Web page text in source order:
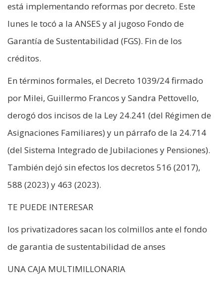
está implementando reformas por decreto. Este
lunes le tocó a la ANSES y al jugoso Fondo de
Garantía de Sustentabilidad (FGS). Fin de los
créditos.
En términos formales, el Decreto 1039/24 firmado
por Milei, Guillermo Francos y Sandra Pettovello,
derogó dos incisos de la Ley 24.241 (del Régimen de
Asignaciones Familiares) y un párrafo de la 24.714
(del Sistema Integrado de Jubilaciones y Pensiones).
También dejó sin efectos los decretos 516 (2017),
588 (2023) y 463 (2023).
TE PUEDE INTERESAR
los privatizadores sacan los colmillos ante el fondo
de garantia de sustentabilidad de anses
UNA CAJA MULTIMILLONARIA